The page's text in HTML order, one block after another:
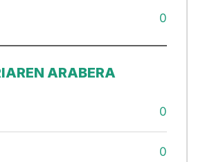
0
ARABERA
0
0